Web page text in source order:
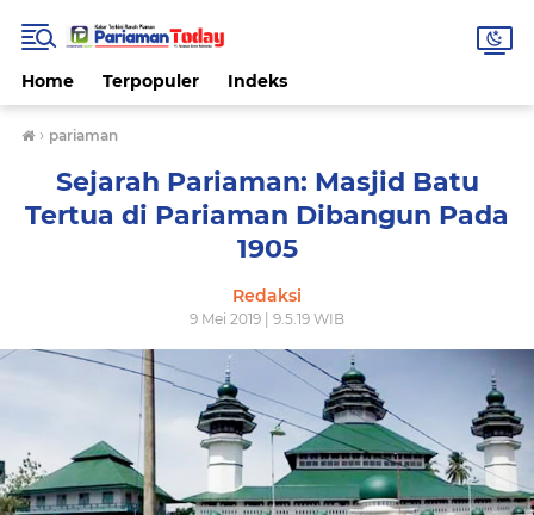
Home Terpopuler Indeks
› pariaman
Sejarah Pariaman: Masjid Batu
Tertua di Pariaman Dibangun Pada
1905
Redaksi
9 Mei 2019 | 9.5.19 WIB